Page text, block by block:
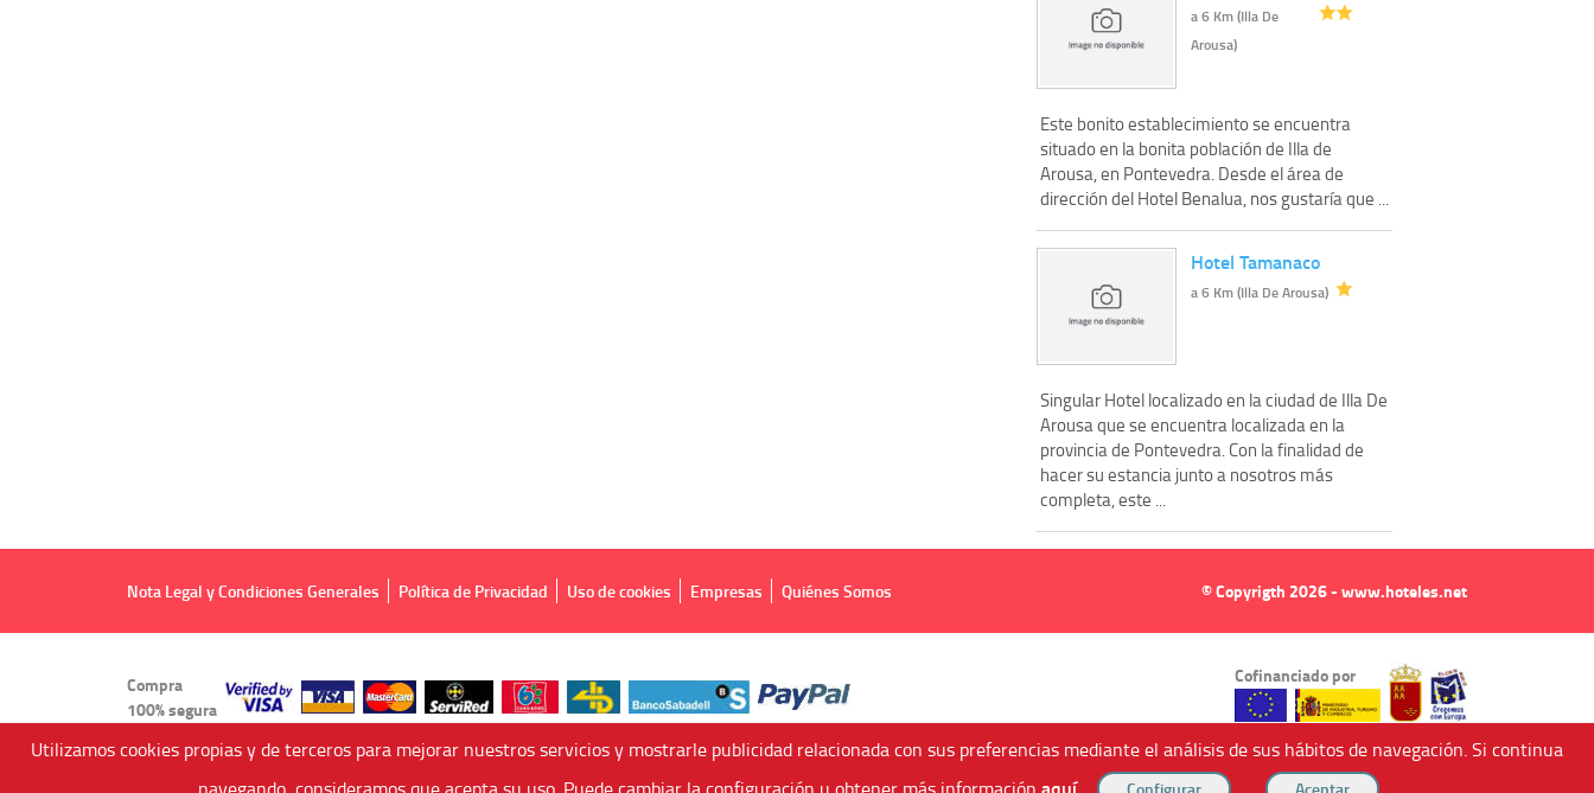
a 6 Km (Illa De
Arousa)
Este bonito establecimiento se encuentra
situado en la bonita población de Illa de
Arousa, en Pontevedra. Desde el área de
dirección del Hotel Benalua, nos gustaría que ...
Hotel Tamanaco
a 6 Km (Illa De Arousa)
Singular Hotel localizado en la ciudad de Illa De
Arousa que se encuentra localizada en la
provincia de Pontevedra. Con la finalidad de
hacer su estancia junto a nosotros más
completa, este ...
Nota Legal y Condiciones Generales Política de Privacidad Uso de cookies Empresas Quiénes Somos © Copyrigth 2026 - www.hoteles.net
Compra
100% segura
Cofinanciado por
Utilizamos cookies propias y de terceros para mejorar nuestros servicios y mostrarle publicidad relacionada con sus preferencias mediante el análisis de sus hábitos de navegación. Si continua